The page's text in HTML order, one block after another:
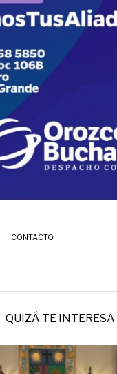
CONTACTO
QUIZÁ TE INTERESA